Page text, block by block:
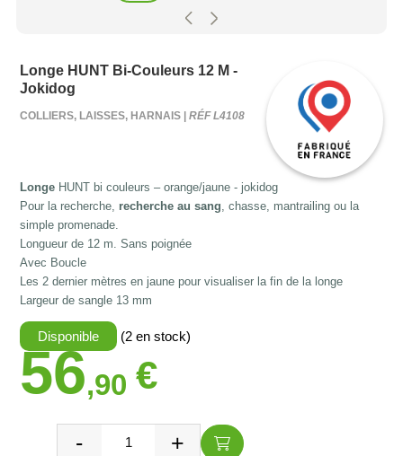
Longe HUNT Bi-Couleurs 12 M -
Jokidog
COLLIERS, LAISSES, HARNAIS | RÉF L4108
Longe HUNT bi couleurs – orange/jaune - jokidog
Pour la recherche, recherche au sang, chasse, mantrailing ou la
simple promenade.
Longueur de 12 m. Sans poignée
Avec Boucle
Les 2 dernier mètres en jaune pour visualiser la fin de la longe
Largeur de sangle 13 mm
Disponible (2 en stock)
56,90 €